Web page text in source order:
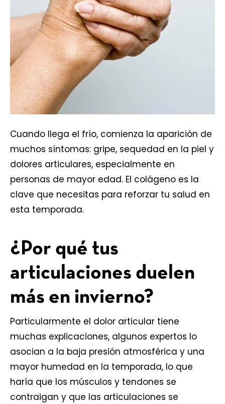
Cuando llega el frío, comienza la aparición de
muchos síntomas: gripe, sequedad en la piel y
dolores articulares, especialmente en
personas de mayor edad. El colágeno es la
clave que necesitas para reforzar tu salud en
esta temporada.
¿Por qué tus
articulaciones duelen
más en invierno?
Particularmente el dolor articular tiene
muchas explicaciones, algunos expertos lo
asocian a la baja presión atmosférica y una
mayor humedad en la temporada, lo que
haría que los músculos y tendones se
contraigan y que las articulaciones se